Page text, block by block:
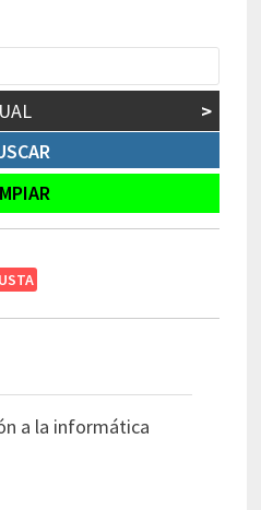
>
a la informática